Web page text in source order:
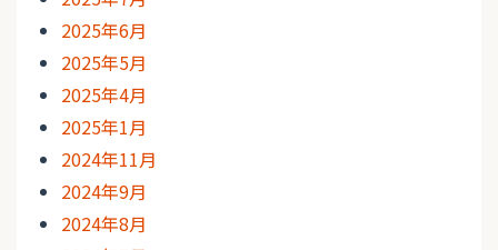
2025年6月
2025年5月
2025年4月
2025年1月
2024年11月
2024年9月
2024年8月